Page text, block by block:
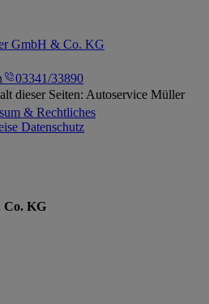
GmbH & Co. KG
03341/33890
dieser Seiten: Autoservice Müller
& Rechtliches
Datenschutz
Co. KG